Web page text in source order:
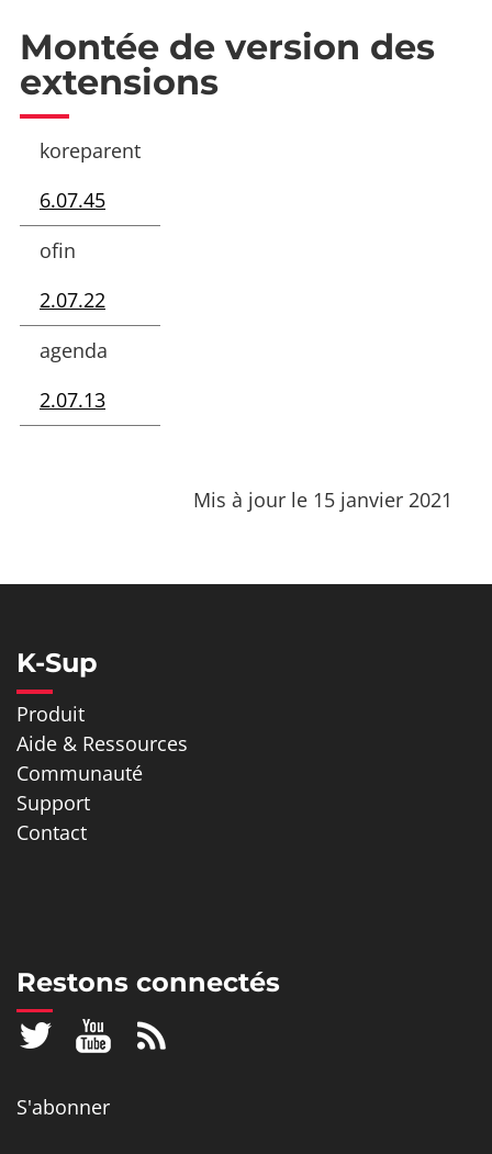
Montée de version des
extensions
koreparent
6.07.45
ofin
2.07.22
agenda
2.07.13
Mis à jour le 15 janvier 2021
K-Sup
Produit
Aide & Ressources
Communauté
Support
Contact
Restons connectés
S'abonner